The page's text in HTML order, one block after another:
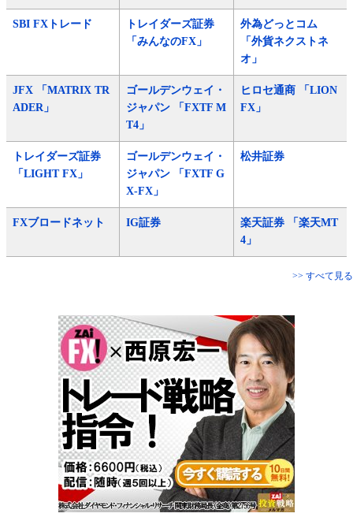
SBI FXトレード
トレイダーズ証券
「みんなのFX」
外為どっとコム
「外貨ネクストネ
オ」
JFX 「MATRIX TR
ADER」
ゴールデンウェイ・
ジャパン 「FXTF M
T4」
ヒロセ通商 「LION
FX」
トレイダーズ証券
「LIGHT FX」
ゴールデンウェイ・
ジャパン 「FXTF G
X-FX」
松井証券
FXブロードネット IG証券
楽天証券 「楽天MT
4」
>> すべて見る